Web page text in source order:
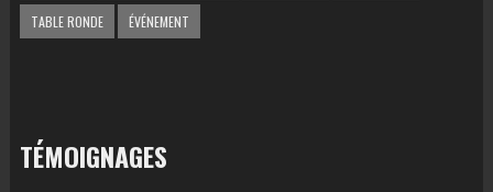
TABLE RONDE ÉVÉNEMENT
TÉMOIGNAGES